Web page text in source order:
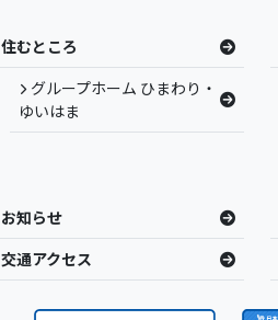
住むところ
グループホーム ひまわり・
ゆいはま
お知らせ
交通アクセス